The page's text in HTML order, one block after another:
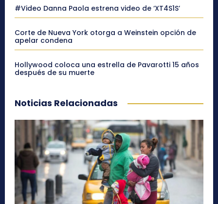
#Video Danna Paola estrena video de ‘XT4S1S’
Corte de Nueva York otorga a Weinstein opción de
apelar condena
Hollywood coloca una estrella de Pavarotti 15 años
después de su muerte
Noticias Relacionadas